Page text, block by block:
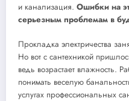
и канализация. Ошибки на
серьезным проблемам в
Прокладка электричества
Но вот с сантехникой
ведь возрастает влажность.
понимать веселую
услугах профессиональных